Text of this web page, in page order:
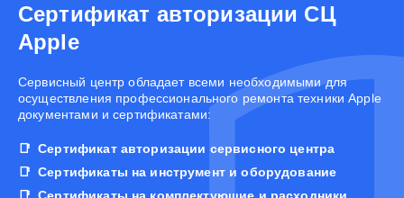
Сертификат авторизации СЦ
Apple
Cервисный центр обладает всеми необходимыми для
осуществления профессионального ремонта техники Apple
документами и сертификатами:
Сертификат авторизации сервисного центра
Сертификаты на инструмент и оборудование
Сертификаты на комплектующие и расходники